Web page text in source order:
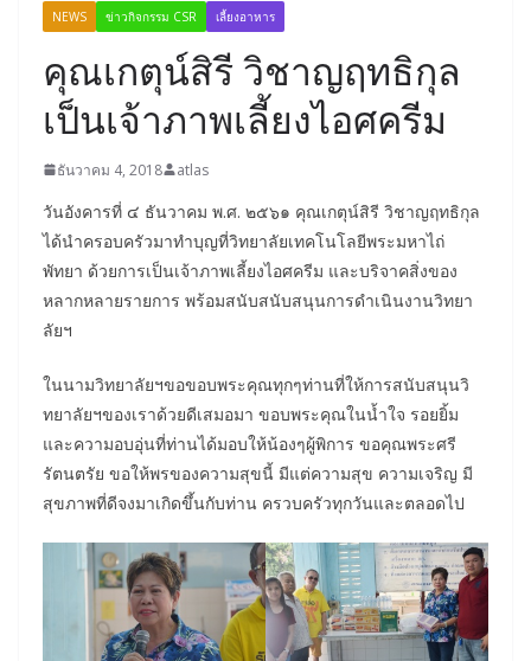
NEWS ข่าวกิจกรรม CSR เลี้ยงอาหาร
คุณเกตุน์สิรี วิชาญฤทธิกุล
เป็นเจ้าภาพเลี้ยงไอศครีม
ธันวาคม 4, 2018 atlas
วันอังคารที่ ๔ ธันวาคม พ.ศ. ๒๕๖๑ คุณเกตุน์สิรี วิชาญฤทธิกุล
ได้นำครอบครัวมาทำบุญที่วิทยาลัยเทคโนโลยีพระมหาไถ่
พัทยา ด้วยการเป็นเจ้าภาพเลี้ยงไอศครีม และบริจาคสิ่งของ
หลากหลายรายการ พร้อมสนับสนับสนุนการดำเนินงานวิทยา
ลัยฯ
ในนามวิทยาลัยฯขอขอบพระคุณทุกๆท่านที่ให้การสนับสนุนวิ
ทยาลัยฯของเราด้วยดีเสมอมา ขอบพระคุณในน้ำใจ รอยยิ้ม
และความอบอุ่นที่ท่านได้มอบให้น้องๆผู้พิการ ขอคุณพระศรี
รัตนตรัย ขอให้พรของความสุขนี้ มีแต่ความสุข ความเจริญ มี
สุขภาพที่ดีจงมาเกิดขึ้นกับท่าน ครวบครัวทุกวันและตลอดไป